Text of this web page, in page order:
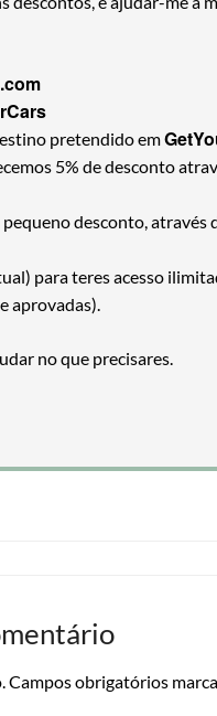
pretendido em
5% de desconto
desconto, através
para teres acesso
aprovadas).
no que precisares.
Campos obrigatórios